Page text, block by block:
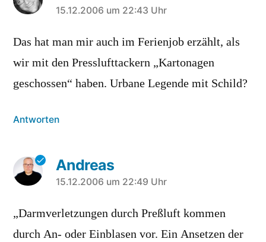
sagt:
15.12.2006 um 22:43 Uhr
Das hat man mir auch im Ferienjob erzählt, als
wir mit den Presslufttackern „Kartonagen
geschossen“ haben. Urbane Legende mit Schild?
Antworten
Andreas
sagt:
15.12.2006 um 22:49 Uhr
„Darmverletzungen durch Preßluft kommen
durch An- oder Einblasen vor. Ein Ansetzen der